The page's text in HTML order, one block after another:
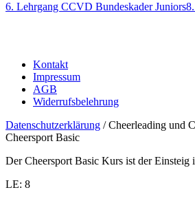
6. Lehrgang CCVD Bundeskader Juniors
Kontakt
Impressum
AGB
Widerrufsbelehrung
Datenschutzerklärung / Cheerleading und
Cheersport Basic
Der Cheersport Basic Kurs ist der Einsteig
LE: 8